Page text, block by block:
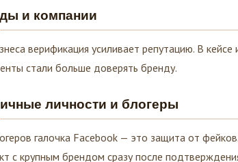
и компании
верификация усиливает репутацию. В
стали больше доверять бренду.
личности и блогеры
галочка Facebook — это защита от
с крупным брендом сразу после